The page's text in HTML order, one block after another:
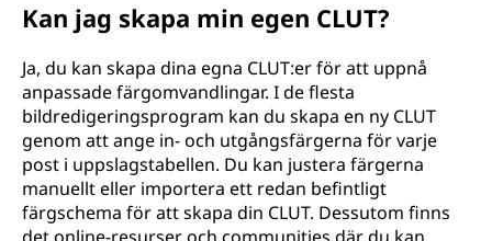
Kan jag skapa min egen CLUT?
Ja, du kan skapa dina egna CLUT:er för att uppnå
anpassade färgomvandlingar. I de flesta
bildredigeringsprogram kan du skapa en ny CLUT
genom att ange in- och utgångsfärgerna för varje
post i uppslagstabellen. Du kan justera färgerna
manuellt eller importera ett redan befintligt
färgschema för att skapa din CLUT. Dessutom finns